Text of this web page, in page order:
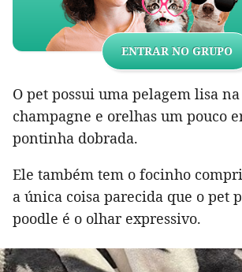
ENTRAR NO GRUPO
O pet possui uma pelagem lisa
champagne e orelhas um pouco
pontinha dobrada.
Ele também tem o focinho
a única coisa parecida que o pet
poodle é o olhar expressivo.